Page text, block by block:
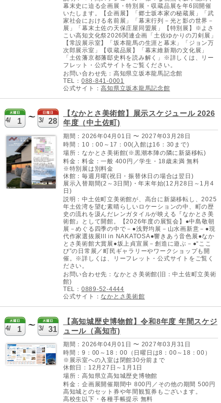
幕末史に迫る企画展・特別展・収蔵品展を年6回開催
いたします。【企画展】「郷士坂本家の秘蔵展」「武
家社会における名前展」「幕末行列－光と影の世界－
展」「幕末土佐の天保庄屋同盟展」【特別展】※よさ
こい高知文化祭2026関連企画「土佐ゆかりの刀剣展」
【常設展示室】「坂本龍馬の生涯と幕末」「ジョン万
次郎展示室」【収蔵品展】「幕末維新期の文化展」
「土佐藩京都藩邸史料を読み解く」※詳しくは、リー
フレット・公式サイトをご覧ください。
お問い合わせ先：高知県立坂本龍馬記念館
TEL： 088-841-0001
公式サイト：高知県立坂本龍馬記念館
4/ 1 3/ 28
【なかとさ美術館】展示スケジュール 2026
年度（中土佐町)
期間：2026年04月01日 〜 2027年03月28日
時間：10：00～17：00(入館は16：30まで)
場所：なかとさ美術館(※黒潮本陣の隣に新築移転)
料金：料金：一般 400円／学生・18歳未満 無料
※特別展は別料金
休館：毎週月曜(祝日・振替休日の場合は翌日)
展示入替期間(2～3日間)・年末年始(12月28日～1月4
日)
説明：中土佐町立美術館が、高台に新築移転し、2025
年土佐湾を望む素晴らしいロケーションの中、町の歴
史の流れを汲んだレンガタイルが映える『なかとさ美
術館』として開館。【2026年度の展覧会】●中島敬朝
展－めぐる四季の中で－●浅野均展－山水画新意－●現
代作家選抜展III in NAKATOSA●響きあう音色展●なか
とさ美術館大賞展●坂上貞宣展－創造に遊ぶ－●“ここ
び”の日常展／町民ギャラリーやワークショップも開
催。※詳しくは、リーフレット・公式サイトをご覧く
ださい。
お問い合わせ先：なかとさ美術館(旧：中土佐町立美術
館)
TEL： 0889-52-4444
公式サイト： なかとさ美術館
4/ 1 3/ 31
【高知城歴史博物館】令和8年度 年間スケジ
ュール（高知市)
期間：2026年04月01日 〜 2027年03月31日
時間：9：00～18：00（日曜日は8：00～18：00）
※展示室への入室は閉館30分前まで
休館日：12月27日～1月1日
場所：高知県立高知城歴史博物館
料金：企画展開催期間中 800円／その他の期間 500円
高知城とのセット券や年間観覧券もございます。
高校生以下・各種手帳提示 無料